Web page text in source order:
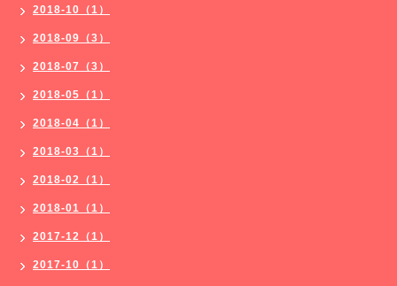
2018-10（1）
2018-09（3）
2018-07（3）
2018-05（1）
2018-04（1）
2018-03（1）
2018-02（1）
2018-01（1）
2017-12（1）
2017-10（1）